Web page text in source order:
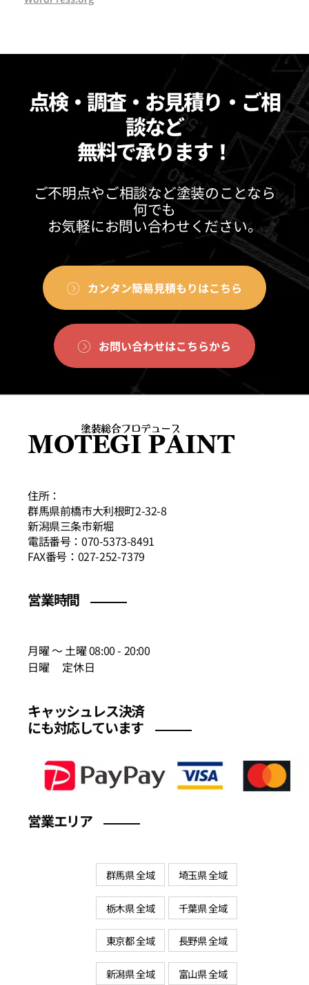
点検・調査・お見積り・ご相
談など
無料で承ります！
ご不明点やご相談など塗装のことなら
何でも
お気軽にお問い合わせください。
カンタン簡易見積もりはこちら
お問い合わせはこちらから
住所：
群馬県前橋市大利根町2-32-8
新潟県三条市新堀
電話番号：070-5373-8491
FAX番号：027-252-7379
営業時間
月曜 〜 土曜 08:00 - 20:00
日曜 定休日
キャッシュレス決済
にも対応しています
営業エリア
群馬県 全域 埼玉県 全域
栃木県 全域 千葉県 全域
東京都 全域 長野県 全域
新潟県 全域 富山県 全域